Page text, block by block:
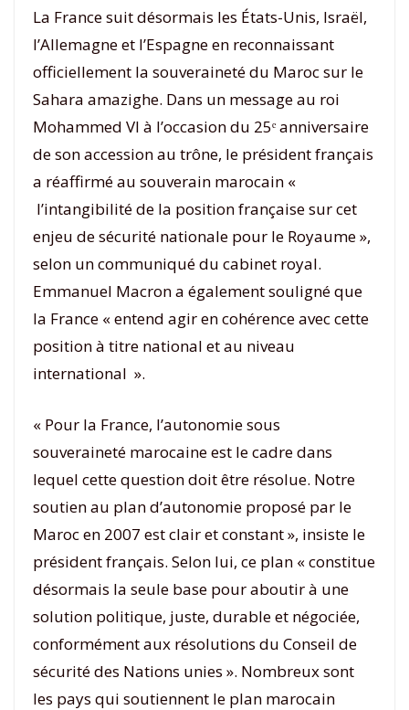
La France suit désormais les États-Unis, Israël,
l’Allemagne et l’Espagne en reconnaissant
officiellement la souveraineté du Maroc sur le
Sahara amazighe. Dans un message au roi
Mohammed VI à l’occasion du 25ᵉ anniversaire
de son accession au trône, le président français
a réaffirmé au souverain marocain «
l’intangibilité de la position française sur cet
enjeu de sécurité nationale pour le Royaume »,
selon un communiqué du cabinet royal.
Emmanuel Macron a également souligné que
la France « entend agir en cohérence avec cette
position à titre national et au niveau
international ».
« Pour la France, l’autonomie sous
souveraineté marocaine est le cadre dans
lequel cette question doit être résolue. Notre
soutien au plan d’autonomie proposé par le
Maroc en 2007 est clair et constant », insiste le
président français. Selon lui, ce plan « constitue
désormais la seule base pour aboutir à une
solution politique, juste, durable et négociée,
conformément aux résolutions du Conseil de
sécurité des Nations unies ». Nombreux sont
les pays qui soutiennent le plan marocain